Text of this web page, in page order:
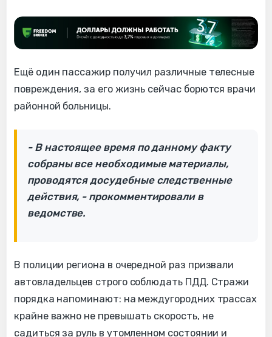
Ещё один пассажир получил различные телесные
повреждения, за его жизнь сейчас борются врачи
районной больницы.
- В настоящее время по данному факту
собраны все необходимые материалы,
проводятся досудебные следственные
действия, - прокомментировали в
ведомстве.
В полиции региона в очередной раз призвали
автовладельцев строго соблюдать ПДД. Стражи
порядка напоминают: на междугородних трассах
крайне важно не превышать скорость, не
садиться за руль в утомленном состоянии и